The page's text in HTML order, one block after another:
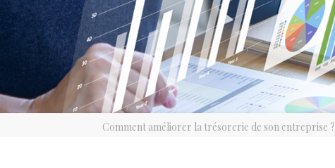
Comment améliorer la trésorerie de son entreprise ?